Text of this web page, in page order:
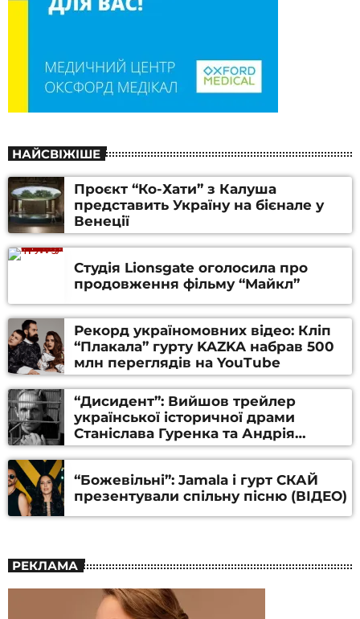
НАЙСВІЖІШЕ
Проєкт “Ко-Хати” з Калуша
представить Україну на бієнале у
Венеції
Студія Lionsgate оголосила про
продовження фільму “Майкл”
Рекорд україномовних відео: Кліп
“Плакала” гурту KAZKA набрав 500
млн переглядів на YouTube
“Дисидент”: Вийшов трейлер
української історичної драми
Станіслава Гуренка та Андрія
Алфьорова (ВІДЕО)
“Божевільні”: Jamala і гурт СКАЙ
презентували спільну пісню (ВІДЕО)
РЕКЛАМА